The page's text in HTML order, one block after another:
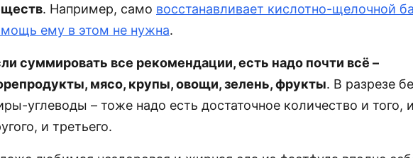
. Например, само восстанавливает кислотно-щелочной
ему в этом не нужна.
суммировать все рекомендации, есть надо почти всё –
мясо, крупы, овощи, зелень, фрукты. В разрезе
углеводы – тоже надо есть достаточное количество и того, и
и третьего.